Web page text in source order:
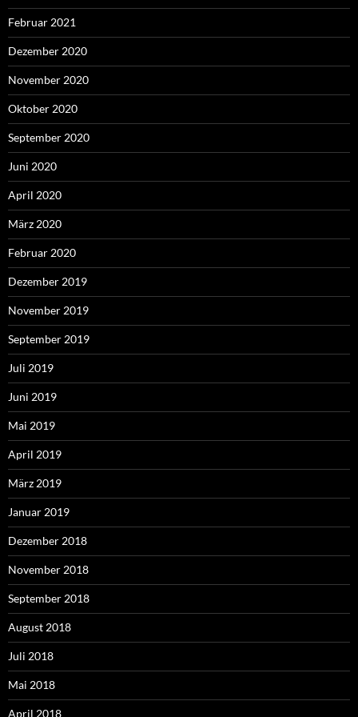
Februar 2021
Dezember 2020
November 2020
Oktober 2020
September 2020
Juni 2020
April 2020
März 2020
Februar 2020
Dezember 2019
November 2019
September 2019
Juli 2019
Juni 2019
Mai 2019
April 2019
März 2019
Januar 2019
Dezember 2018
November 2018
September 2018
August 2018
Juli 2018
Mai 2018
April 2018